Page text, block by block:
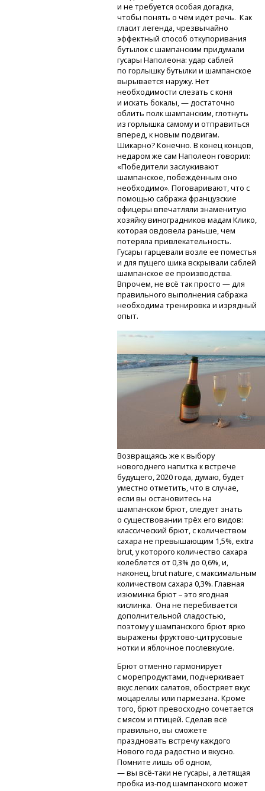
и не требуется особая догадка,
чтобы понять о чём идёт речь. Как
гласит легенда, чрезвычайно
эффектный способ откупоривания
бутылок с шампанским придумали
гусары Наполеона: удар саблей
по горлышку бутылки и шампанское
вырывается наружу. Нет
необходимости слезать с коня
и искать бокалы, — достаточно
облить полк шампанским, глотнуть
из горлышка самому и отправиться
вперед, к новым подвигам.
Шикарно? Конечно. В конец концов,
недаром же сам Наполеон говорил:
«Победители заслуживают
шампанское, побеждённым оно
необходимо». Поговаривают, что с
помощью сабража французские
офицеры впечатляли знаменитую
хозяйку виноградников мадам Клико,
которая овдовела раньше, чем
потеряла привлекательность.
Гусары гарцевали возле ее поместья
и для пущего шика вскрывали саблей
шампанское ее производства.
Впрочем, не всё так просто — для
правильного выполнения сабража
необходима тренировка и изрядный
опыт.
Возвращаясь же к выбору
новогоднего напитка к встрече
будущего, 2020 года, думаю, будет
уместно отметить, что в случае,
если вы остановитесь на
шампанском брют, следует знать
о существовании трёх его видов:
классический брют, с количеством
сахара не превышающим 1,5%, extra
brut, у которого количество сахара
колеблется от 0,3% до 0,6%, и,
наконец, brut nature, с максимальным
количеством сахара 0,3%. Главная
изюминка брют – это ягодная
кислинка. Она не перебивается
дополнительной сладостью,
поэтому у шампанского брют ярко
выраженыфруктово-цитрусовые
нотки и яблочное послевкусие.
Брют отменно гармонирует
с морепродуктами, подчеркивает
вкус легких салатов, обостряет вкус
моцареллы или пармезана. Кроме
того, брют превосходно сочетается
с мясом и птицей. Сделав всё
правильно, вы сможете
праздновать встречу каждого
Нового года радостно и вкусно.
Помните лишь об одном,
—вы всё-таки не гусары, а летящая
пробкаиз-подшампанского может